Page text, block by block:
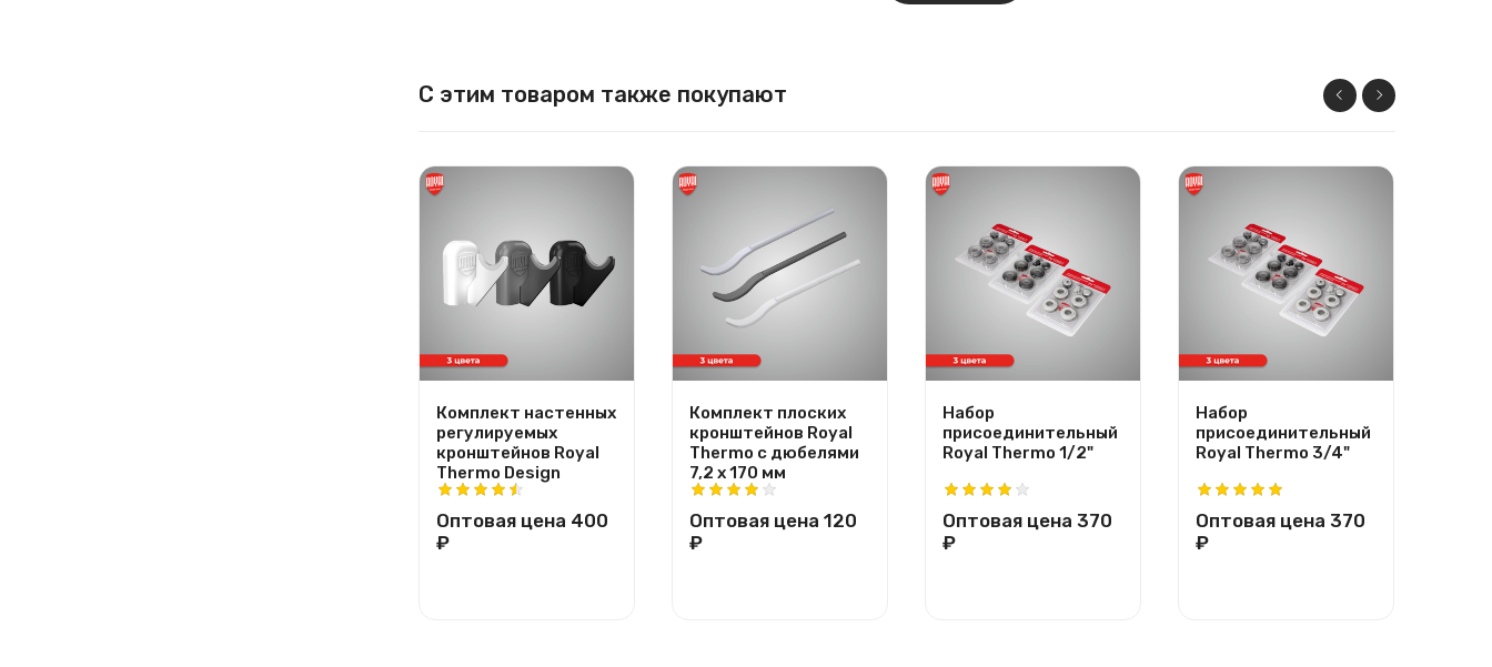
С этим товаром также покупают
Комплект настенных
регулируемых
кронштейнов Royal
Thermo Design
Оптовая цена 400
₽
Комплект плоских
кронштейнов Royal
Thermo с дюбелями
7,2 х 170 мм
Оптовая цена 120
₽
Набор
присоединительный
Royal Thermo 1/2"
Оптовая цена 370
₽
Набор
присоединительный
Royal Thermo 3/4"
Оптовая цена 370
₽